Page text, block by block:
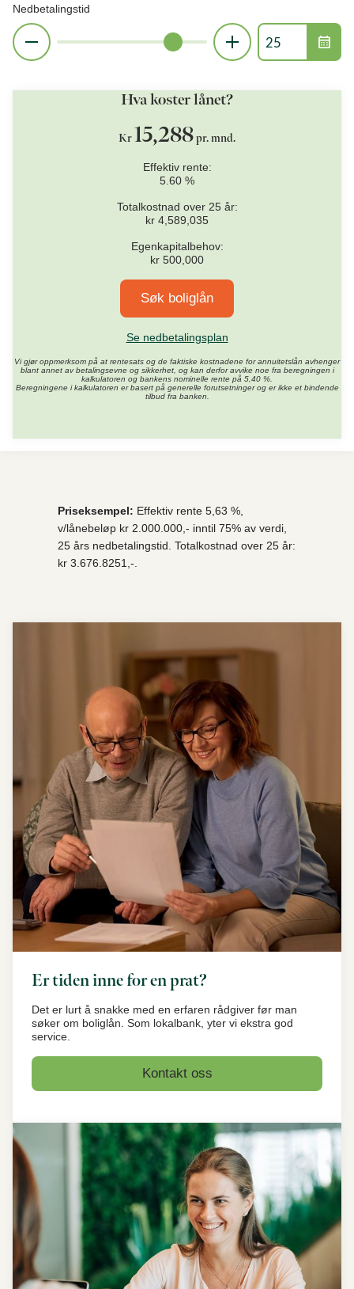
Nedbetalingstid
calendar_month
Hva koster lånet?
Kr15,288pr. mnd.
Effektiv rente:
5.60 %
Totalkostnad over 25år:
kr 4,589,035
Egenkapitalbehov:
kr 500,000
Søk boliglån
Se nedbetalingsplan
Vi gjør oppmerksom på at rentesats og de faktiske kostnadene for annuitetslån avhenger
blant annet av betalingsevne og sikkerhet, og kan derfor avvike noe fra beregningen i
kalkulatoren og bankens nominelle rente på 5,40 %.
Beregningene i kalkulatoren er basert på generelle forutsetninger og er ikke et bindende
tilbud fra banken.
Priseksempel: Effektiv rente 5,63 %,
v/lånebeløp kr 2.000.000,- inntil 75% av verdi,
25 års nedbetalingstid. Totalkostnad over 25 år:
kr 3.676.8251,-.
Er tiden inne for en prat?
Det er lurt å snakke med en erfaren rådgiver før man
søker om boliglån. Som lokalbank, yter vi ekstra god
service.
Kontakt oss